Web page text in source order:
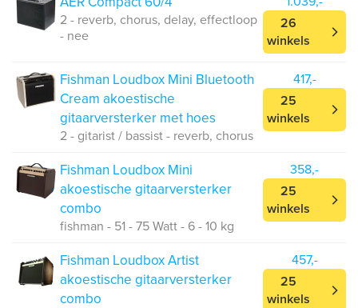
2 - reverb, chorus, delay, effectloop
- nee
26
winkels
Fishman Loudbox Mini Bluetooth
Cream akoestische
gitaarversterker met hoes
2 - gitarist / bassist - reverb, chorus
417,-
25
winkels
Fishman Loudbox Mini
akoestische gitaarversterker
combo
fishman - 51 - 75 Watt - 6 - 10 kg
358,-
25
winkels
Fishman Loudbox Artist
akoestische gitaarversterker
combo
457,-
25
winkels